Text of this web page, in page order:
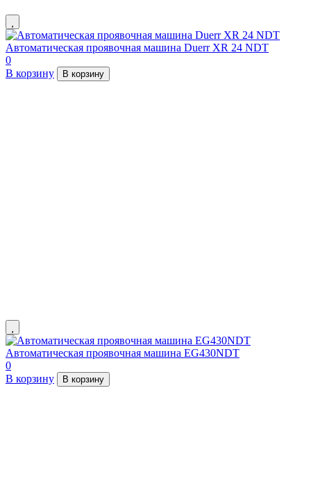
Автоматическая проявочная машина Duerr XR 24 NDT
0
В корзину
В корзину
Автоматическая проявочная машина EG430NDT
0
В корзину
В корзину